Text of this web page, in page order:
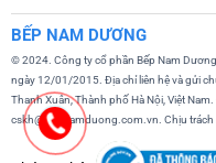
BẾP NAM DƯƠNG
© 2024. Công ty cổ phần Bếp Nam
ngày 12/01/2015. Địa chỉ liên hệ và gửi
Thanh Xuân, Thành phố Hà Nội, Việt
cskh@bepnamduong.com.vn. Chịu trách